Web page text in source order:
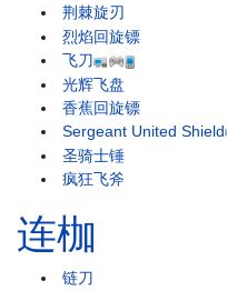
荆棘旋刃
烈焰回旋镖
飞刀
光辉飞盘
香蕉回旋镖
Sergeant United Shield
圣骑士锤
疯狂飞斧
连枷
链刀